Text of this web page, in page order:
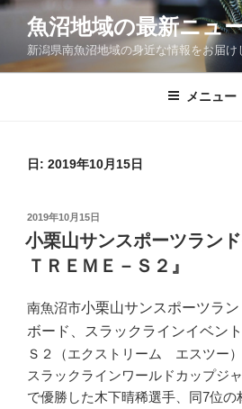
コ
ン
魚沼地域の最新ニュ
新潟県南魚沼地域の身近な情報をお届け
メニュー
日: 2019年10月15日
投
稿
日:
2019年10月15日
小栗山サンスポーツラン
ＴＲＥＭＥ－Ｓ２』
南魚沼市小栗山サンスポーツラ
ボード、スラックラインイベント
Ｓ２（エクストリーム エスツー
スラックラインワールドカップジ
で優勝した木下晴稀選手、同7位の